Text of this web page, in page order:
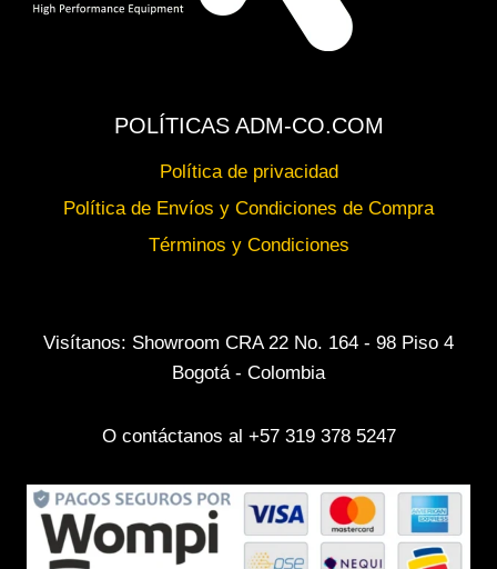
POLÍTICAS ADM-CO.COM
Política de privacidad
Política de Envíos y Condiciones de Compra
Términos y Condiciones
Visítanos: Showroom CRA 22 No. 164 - 98 Piso 4
Bogotá - Colombia
O contáctanos al +57 319 378 5247